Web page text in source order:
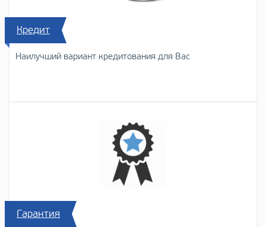
Кредит
Наилучший вариант кредитования для Вас
Гарантия